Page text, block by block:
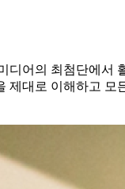
어의 최첨단에서
대로 이해하고